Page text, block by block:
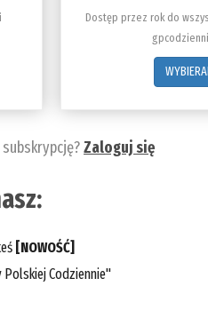
Dostęp przez rok do
subskrypcję?Zaloguj się
[NOWOŚĆ]
Polskiej Codziennie"